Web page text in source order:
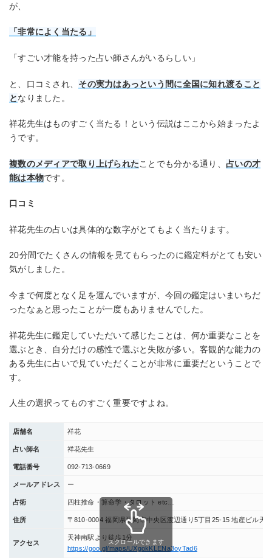
が、
「非常によく当たる」
「すごい才能を持った占い師さんがいるらしい」
と、口コミされ、 その実力はあっという間に全国に知れ渡ること
となりました。
祥花先生はものすごく当たる！という伝説はここから始まったよ
うです。
複数のメディアで取り上げられたことでも分かる通り、占いの才
能は本物です。
口コミ
祥花先生の占いは具体的な数字がとてもよく当たります。
20分間でたくさんの情報を見てもらったのに鑑定料がとても安い
気がしました。
今まで何度となく足を運んでいますが、今回の鑑定はいまいちだ
ったなぁと思ったことが一度もありませんでした。
祥花先生に鑑定していただいて感じたことは、何か重要なことを
選ぶとき、自分だけの感性で選ぶと失敗が多い。客観的な能力の
ある先生に占いで見ていただくことが非常に重要だということで
す。
人生の選択ってものすごく重要ですよね。
店舗名 祥花
占い師名 祥花先生
電話番号 092-713-0669
メールアドレス ー
占術 四柱推命・算命学・タロット etc…
住所 〒810-0004 福岡県福岡市中央区渡辺通り5丁目25-15 地産ビル天
アクセス
天神南駅より徒歩1分
https://goo.gl/maps/UXgokKLENa3oyTad6
スクロールできます